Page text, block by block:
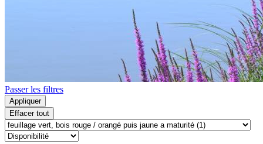
Passer les filtres
Appliquer
Effacer tout